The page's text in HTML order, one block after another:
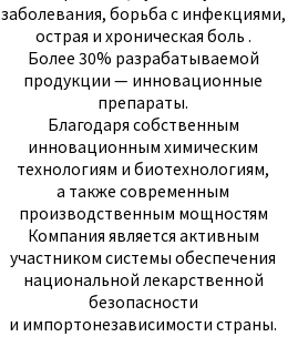
заболевания, борьба с инфекциями,
острая и хроническая боль .
Более 30% разрабатываемой
продукции — инновационные
препараты.
Благодаря собственным
инновационным химическим
технологиям и биотехнологиям,
а также современным
производственным мощностям
Компания является активным
участником системы обеспечения
национальной лекарственной
безопасности
и импортонезависимости страны.